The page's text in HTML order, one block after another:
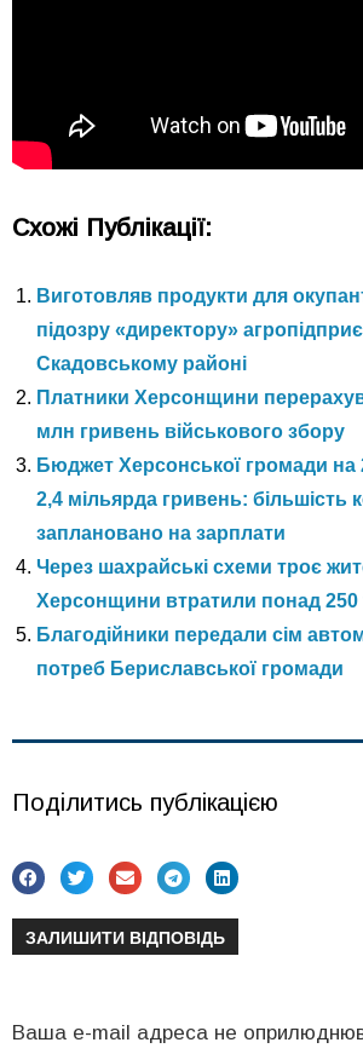
Схожі Публікації:
Виготовляв продукти для
підозру «директору»
Скадовському районі
Платники Херсонщини
млн гривень військового збору
Бюджет Херсонської громади на
2,4 мільярда гривень: більшість
заплановано на зарплати
Через шахрайські схеми троє
Херсонщини втратили понад 250
Благодійники передали сім
потреб Бериславської громади
Поділитись публікацією
ЗАЛИШИТИ ВІДПОВІДЬ
Ваша e-mail адреса не